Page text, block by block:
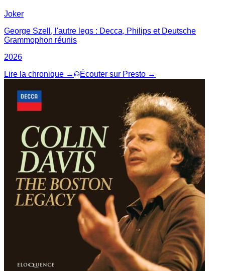
Joker
George Szell, l'autre legs : Decca, Philips et Deutsche
Grammophon réunis
2026
Lire la chronique →
Écouter sur Presto →